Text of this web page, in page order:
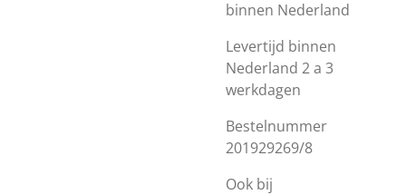
binnen Nederland
Levertijd binnen
Nederland 2 a 3
werkdagen
Bestelnummer
201929269/8
Ook bij